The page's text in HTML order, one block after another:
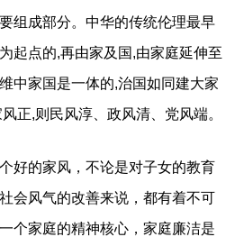
组成部分。中华的传统伦理最早
起点的,再由家及国,由家庭延伸至
中家国是一体的,治国如同建大家
正,则民风淳、政风清、党风端。
的家风，不论是对子女的教育
会风气的改善来说，都有着不可
个家庭的精神核心，家庭廉洁是